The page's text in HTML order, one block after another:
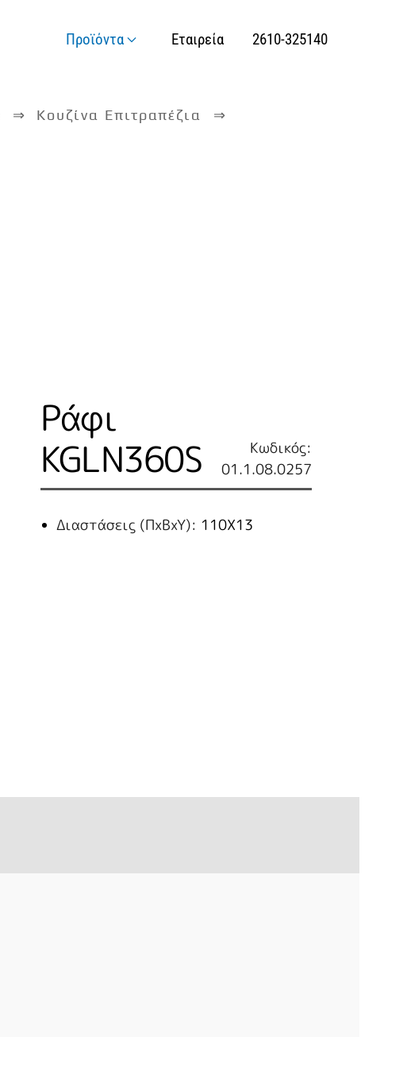
Προϊόντα Εταιρεία 2610-325140
Κουζίνα Επιτραπέζια
Ράφι
KGLN360S
Κωδικός:
01.1.08.0257
Διαστάσεις (ΠxBxY): 110Χ13